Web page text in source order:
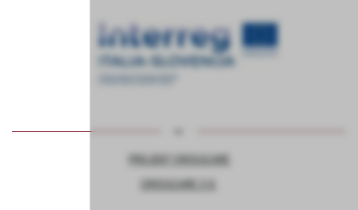
PROJEKT CROSSCARE
CROSSCARE 2.0